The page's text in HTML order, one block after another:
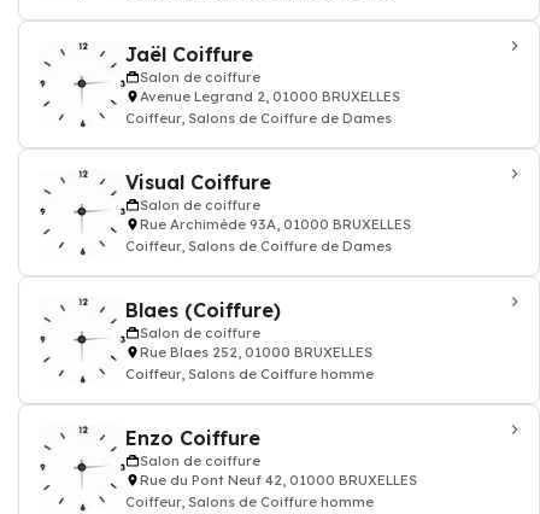
Jaël Coiffure
Salon de coiffure
Avenue Legrand 2, 01000 BRUXELLES
Coiffeur, Salons de Coiffure de Dames
Visual Coiffure
Salon de coiffure
Rue Archimède 93A, 01000 BRUXELLES
Coiffeur, Salons de Coiffure de Dames
Blaes (Coiffure)
Salon de coiffure
Rue Blaes 252, 01000 BRUXELLES
Coiffeur, Salons de Coiffure homme
Enzo Coiffure
Salon de coiffure
Rue du Pont Neuf 42, 01000 BRUXELLES
Coiffeur, Salons de Coiffure homme